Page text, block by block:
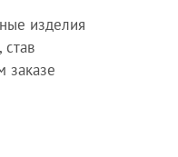
изделия
заказе